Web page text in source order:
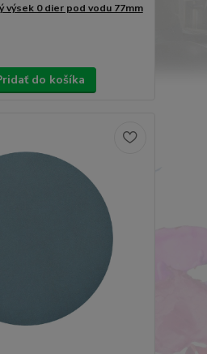
výsek 0 dier pod vodu 77mm
do košíka